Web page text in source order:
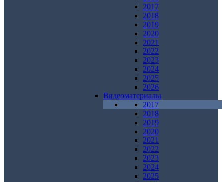
2017
2018
2019
2020
2021
2022
2023
2024
2025
2026
Видеоматериалы
2017
2018
2019
2020
2021
2022
2023
2024
2025